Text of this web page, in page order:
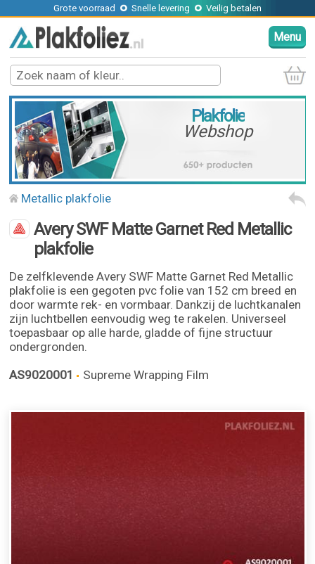
Grote voorraad Snelle levering Veilig betalen
Menu
Plakfolie
Webshop
Metallic plakfolie
Avery SWF Matte Garnet Red Metallic
plakfolie
De zelfklevende Avery SWF Matte Garnet Red Metallic
plakfolie is een gegoten pvc folie van 152 cm breed en
door warmte rek- en vormbaar. Dankzij de luchtkanalen
zijn luchtbellen eenvoudig weg te rakelen. Universeel
toepasbaar op alle harde, gladde of fijne structuur
ondergronden.
AS9020001
Supreme Wrapping Film